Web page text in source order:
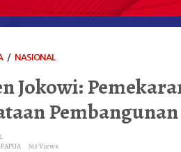
/ NASIONALPRESIDEN
PEMEKARAN
WILAYAH
DI
PAPUA
PEMERATAAN
Jokowi:
Pembangunan
PAPUA 363 Views